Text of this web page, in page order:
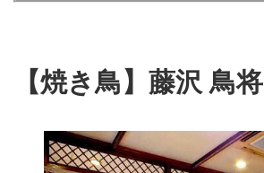
【焼き鳥】藤沢 鳥将